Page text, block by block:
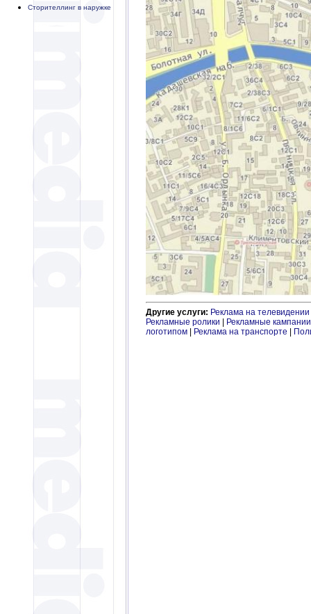
Сторителлинг в наружке
Другие услуги: Реклама на телевидении
Рекламные ролики | Рекламные кампании
логотипом | Реклама на транспорте |